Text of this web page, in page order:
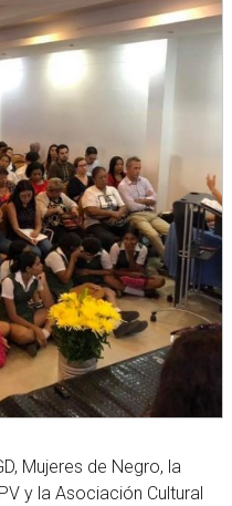
Mujeres de Negro, la
y la Asociación Cultural